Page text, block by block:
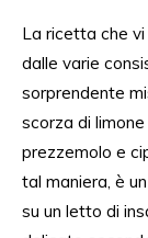
La ricetta che
dalle varie
sorprendente
scorza di
prezzemolo e
tal maniera , è
su un letto di